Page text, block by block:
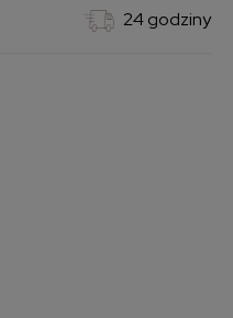
24 godziny